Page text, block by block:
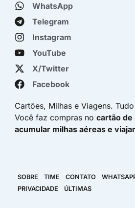
WhatsApp
Telegram
Instagram
YouTube
X/Twitter
Facebook
Cartões, Milhas e Viagens.
Você faz compras no cartão
acumular milhas aéreas e viajar
SOBRE TIME CONTATO
PRIVACIDADE
ÚLTIMAS